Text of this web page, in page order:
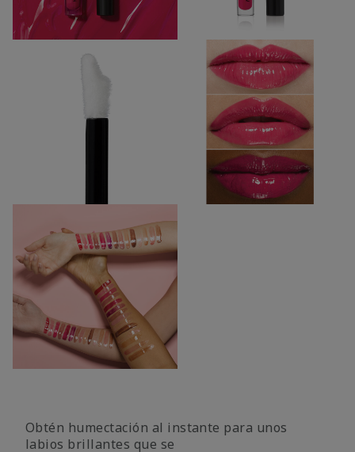
Obtén humectación al instante para unos
labios brillantes que se